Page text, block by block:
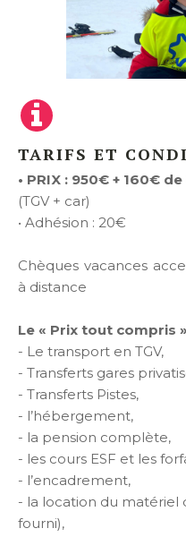
TARIFS ET
• PRIX : 950€ + 160€
(TGV + car)
• Adhésion : 20€
Chèques vacances
à distance
Le « Prix tout compris »
- Le transport en TGV,
- Transferts gares
- Transferts Pistes,
- l’hébergement,
- la pension complète,
- les cours ESF et les
- l’encadrement,
- la location du matériel
fourni),